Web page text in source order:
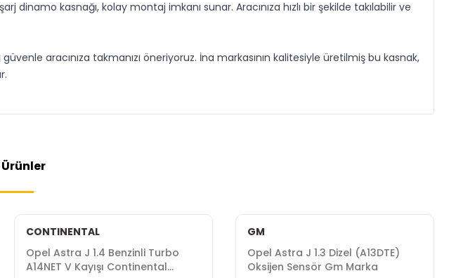
kasnağı, kolay montaj imkanı sunar. Aracınıza hızlı bir şekilde takılabilir ve
aracınıza takmanızı öneriyoruz. İna markasının kalitesiyle üretilmiş bu kasnak,
Ürünler
CONTINENTAL
Opel Astra J 1.4 Benzinli Turbo
A14NET V Kayışı Continental
GM
Opel Astra J 1.3 Dizel (A13DTE)
Oksijen Sensör Gm Marka